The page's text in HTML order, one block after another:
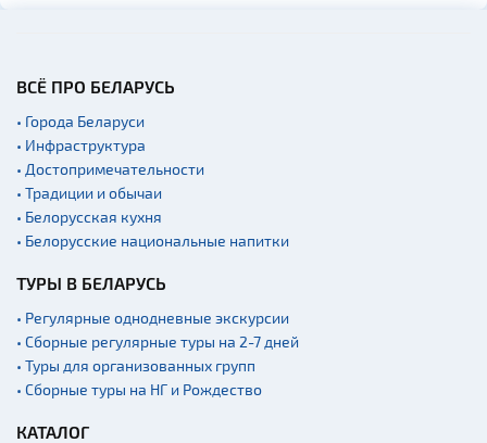
ВСЁ ПРО БЕЛАРУСЬ
• Города Беларуси
• Инфраструктура
• Достопримечательности
• Традиции и обычаи
• Белорусская кухня
• Белорусские национальные напитки
ТУРЫ В БЕЛАРУСЬ
• Регулярные однодневные экскурсии
• Сборные регулярные туры на 2-7 дней
• Туры для организованных групп
• Сборные туры на НГ и Рождество
КАТАЛОГ